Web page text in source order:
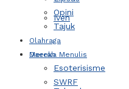
Iven
Daerah
Opini
Tajuk
Olahraga
Mereka Menulis
Esoterisisme
SWRF